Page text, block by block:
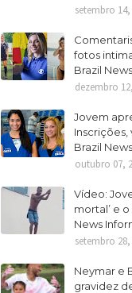
setembro 14,
fotos
Brazil
dezembro
Jovem
Inscrições,
Brazil
outubro 07,
Vídeo:
mortal’ e
News
setembro 28,
Neymar e
gravidez